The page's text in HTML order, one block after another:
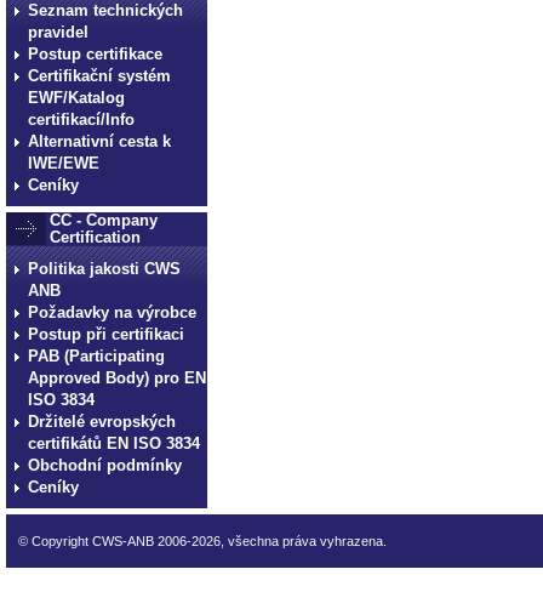
Seznam technických
pravidel
Postup certifikace
Certifikační systém
EWF/Katalog
certifikací/Info
Alternativní cesta k
IWE/EWE
Ceníky
CC - Company
Certification
Politika jakosti CWS
ANB
Požadavky na výrobce
Postup při certifikaci
PAB (Participating
Approved Body) pro EN
ISO 3834
Držitelé evropských
certifikátů EN ISO 3834
Obchodní podmínky
Ceníky
© Copyright CWS-ANB 2006-2026, všechna práva vyhrazena.